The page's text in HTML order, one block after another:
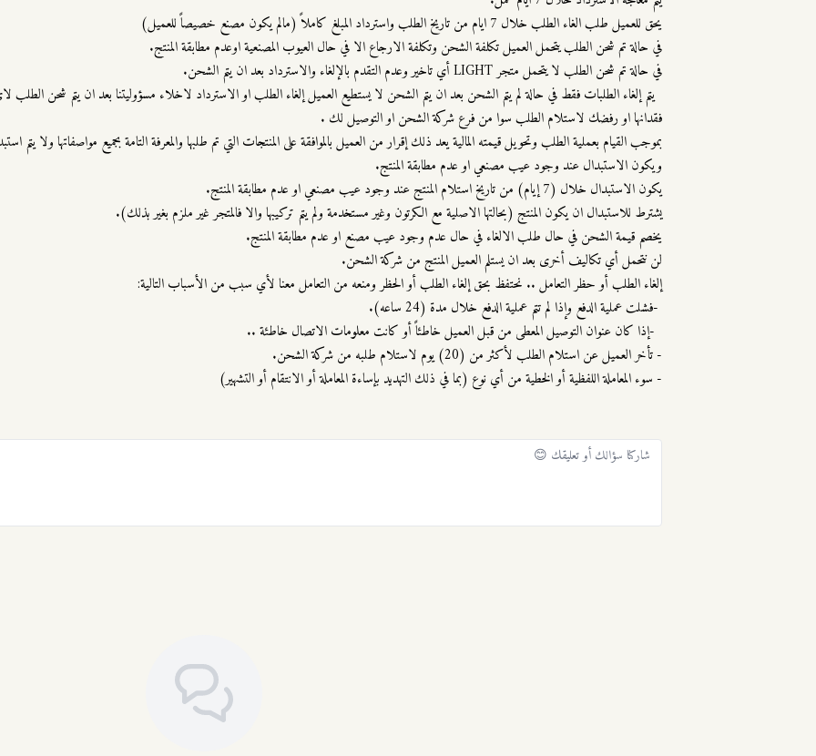
يحق للعميل طلب الغاء الطلب خلال 7 ايام من تاريخ الطلب واسترداد المبلغ كاملاً (مالم يكون مصنع خصيصاً للعميل)
في حالة تم شحن الطلب يتحمل العميل تكلفة الشحن وتكلفة الارجاع الا في حال العيوب المصنعية اوعدم مطابقة المنتج.
في حالة تم شحن الطلب لا يتحمل متجر LIGHT أي تاخير وعدم التقدم بالإلغاء والاسترداد بعد ان يتم الشحن.
يتم إلغاء الطلبات فقط في حالة لم يتم الشحن بعد ان يتم الشحن لا يستطيع العميل إلغاء الطلب او الاسترداد لاخلاء مسؤوليتنا بعد ان يتم شحن
فقدانها او رفضك لاستلام الطلب سوا من فرع شركة الشحن او التوصيل لك .
بموجب القيام بعملية الطلب وتحويل قيمته المالية يعد ذلك إقرار من العميل بالموافقة على المنتجات التي تم طلبها والمعرفة التامة بجميع مواصفاتها ولا
ويكون الاستبدال عند وجود عيب مصنعي او عدم مطابقة المنتج.
يكون الاستبدال خلال (7 إيام) من تاريخ استلام المنتج عند وجود عيب مصنعي او عدم مطابقة المنتج.
يشترط للاستبدال ان يكون المنتج (بحالتها الاصلية مع الكرتون وغير مستخدمة ولم يتم تركيبها والا فالمتجر غير ملزم بغير بذلك).
يخصم قيمة الشحن في حال طلب الالغاء في حال عدم وجود عيب مصنع او عدم مطابقة المنتج.
لن نتحمل أي تكاليف أخرى بعد ان يستلم العميل المنتج من شركة الشحن.
إلغاء الطلب أو حظر التعامل .. نحتفظ بحق إلغاء الطلب أو الحظر ومنعه من التعامل معنا لأي سبب من الأسباب التالية:
-فشلت عملية الدفع وإذا لم تتم عملية الدفع خلال مدة (24 ساعه).
-إذا كان عنوان التوصيل المعطى من قبل العميل خاطئاً أو كانت معلومات الاتصال خاطئة ..
- تأخر العميل عن استلام الطلب لأكثر من (20) يوم لاستلام طلبه من شركة الشحن.
- سوء المعاملة اللفظية أو الخطية من أي نوع (بما في ذلك التهديد بإساءة المعاملة أو الانتقام أو التشهير)